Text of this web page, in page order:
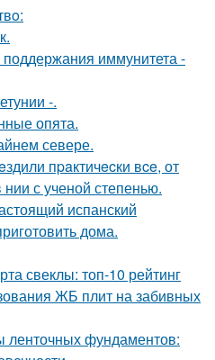
иммунитета -
-.
опята.
севере.
пpaктичecки вce, от
с ученой степенью.
испанский
дома.
свеклы: топ-10 рейтинг
ЖБ плит на забивных
ленточных фундаментов: